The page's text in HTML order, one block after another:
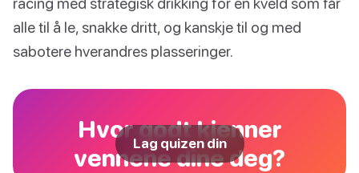
alle til å le, snakke dritt, og kanskje til og med
sabotere hverandres plasseringer.
Hvor godt kjenner
vennene dine deg?
Lag quizen din